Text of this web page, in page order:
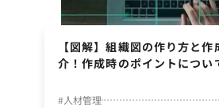
【図解】組織図の作り方と
介！作成時のポイントについ
#人材管理